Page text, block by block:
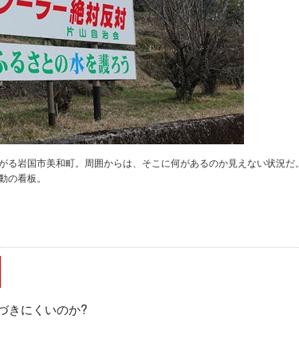
る岩国市美和町。周囲からは、そこに何があるのか見えない状況だ。
の看板。
きにくいのか?